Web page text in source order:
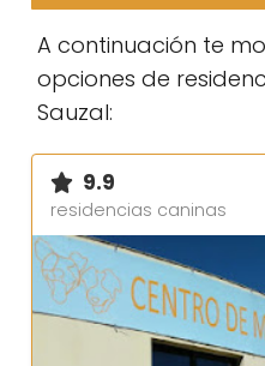
A continuación te
opciones de
Sauzal:
9.9
residencias caninas